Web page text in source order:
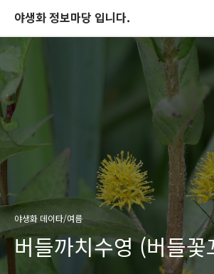
야생화 정보마당 입니다.
야생화 데이타/여름
버들까치수영 (버들꽃